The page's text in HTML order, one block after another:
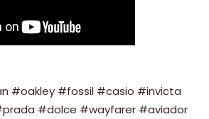
#oakley #fossil #casio #invicta
#dolce #wayfarer #aviador